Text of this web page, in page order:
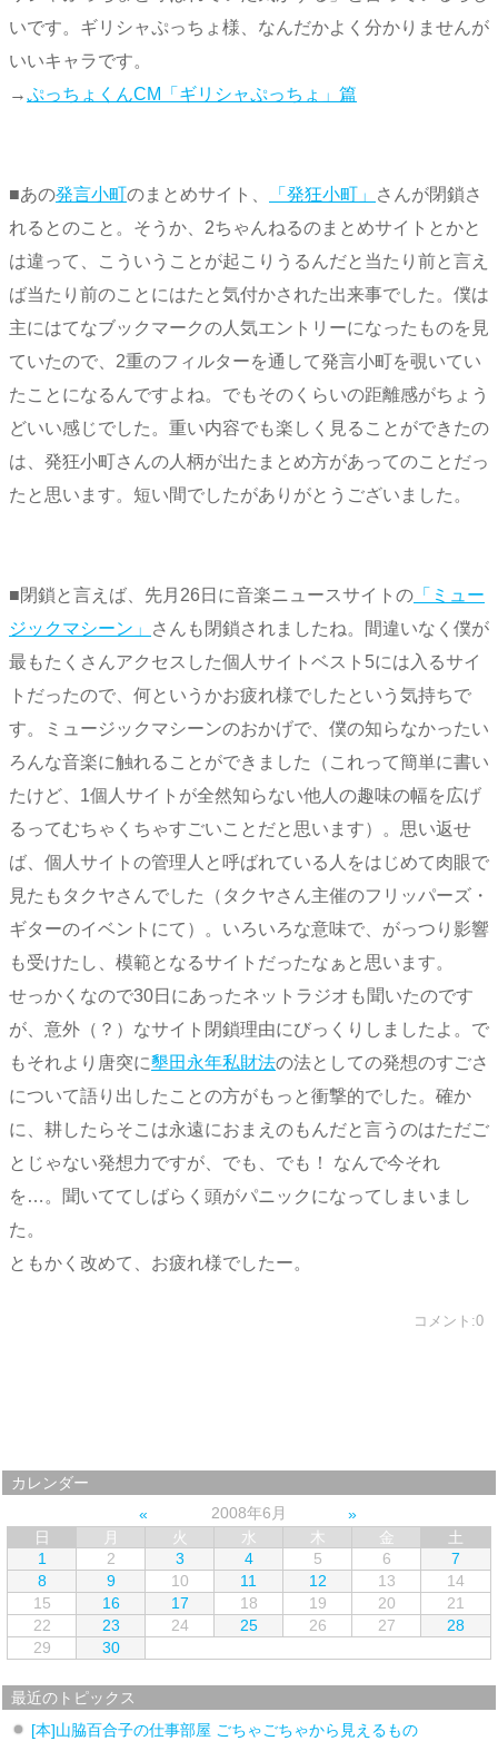
いです。ギリシャぷっちょ様、なんだかよく分かりませんが
いいキャラです。
→ぷっちょくんCM「ギリシャぷっちょ」篇
■あの発言小町のまとめサイト、 「発狂小町」
さんが閉鎖さ
れるとのこと。そうか、2ちゃんねるのまとめサイトとかと
は違って、こういうことが起こりうるんだと当たり前と言え
ば当たり前のことにはたと気付かされた出来事でした。僕は
主にはてなブックマークの人気エントリーになったものを見
ていたので、2重のフィルターを通して発言小町を覗いてい
たことになるんですよね。でもそのくらいの距離感がちょう
どいい感じでした。重い内容でも楽しく見ることができたの
は、発狂小町さんの人柄が出たまとめ方があってのことだっ
たと思います。短い間でしたがありがとうございました。
■閉鎖と言えば、先月26日に音楽ニュースサイトの 「ミュー
ジックマシーン」
さんも閉鎖されましたね。間違いなく僕が
最もたくさんアクセスした個人サイトベスト5には入るサイ
トだったので、何というかお疲れ様でしたという気持ちで
す。ミュージックマシーンのおかげで、僕の知らなかったい
ろんな音楽に触れることができました（これって簡単に書い
たけど、1個人サイトが全然知らない他人の趣味の幅を広げ
るってむちゃくちゃすごいことだと思います）。思い返せ
ば、個人サイトの管理人と呼ばれている人をはじめて肉眼で
見たもタクヤさんでした（タクヤさん主催のフリッパーズ・
ギターのイベントにて）。いろいろな意味で、がっつり影響
も受けたし、模範となるサイトだったなぁと思います。
せっかくなので30日にあったネットラジオも聞いたのです
が、意外（？）なサイト閉鎖理由にびっくりしましたよ。で
もそれより唐突に墾田永年私財法の法としての発想のすごさ
について語り出したことの方がもっと衝撃的でした。確か
に、耕したらそこは永遠におまえのもんだと言うのはただご
とじゃない発想力ですが、でも、でも！ なんで今それ
を…。聞いててしばらく頭がパニックになってしまいまし
た。
ともかく改めて、お疲れ様でしたー。
コメント:0
カレンダー
2008年6月
日
月 火 水 木 金
土
1
2 3 4 5 6
7
8
9 10 11 12 13
14
15
16 17 18 19 20
21
22
23 24 25 26 27
28
29
30
最近のトピックス
[本]山脇百合子の仕事部屋 ごちゃごちゃから見えるもの